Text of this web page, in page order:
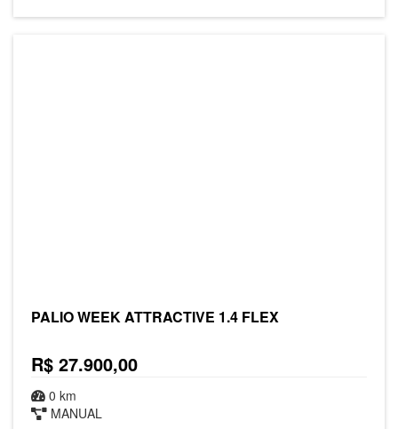
PALIO WEEK ATTRACTIVE 1.4 FLEX
R$ 27.900,00
0 km
MANUAL